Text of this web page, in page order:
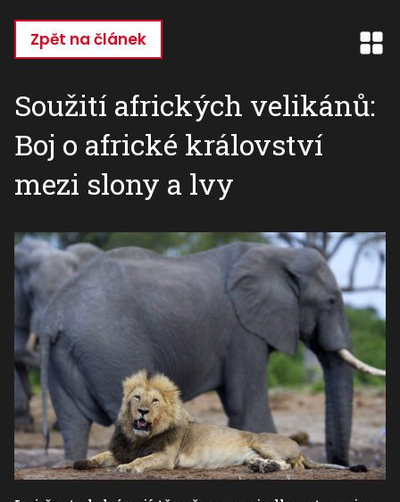
hlavnímu
Zpět na článek
Soužití afrických velikánů:
Boj o africké království
mezi slony a lvy